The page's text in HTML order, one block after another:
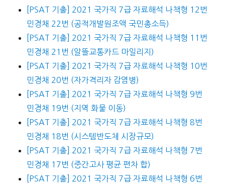
[PSAT 기출] 2021 국가직 7급 자료해석 나책형 12번
민경채 22번 (공적개발원조액 국민총소득)
[PSAT 기출] 2021 국가직 7급 자료해석 나책형 11번
민경채 21번 (알뜰교통카드 마일리지)
[PSAT 기출] 2021 국가직 7급 자료해석 나책형 10번
민경채 20번 (자가격리자 감염병)
[PSAT 기출] 2021 국가직 7급 자료해석 나책형 9번
민경채 19번 (지역 화물 이동)
[PSAT 기출] 2021 국가직 7급 자료해석 나책형 8번
민경채 18번 (시스템반도체 시장규모)
[PSAT 기출] 2021 국가직 7급 자료해석 나책형 7번
민경채 17번 (중간고사 평균 편차 합)
[PSAT 기출] 2021 국가직 7급 자료해석 나책형 6번